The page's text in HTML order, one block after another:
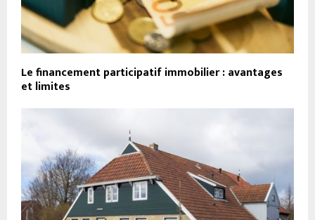
Le financement participatif immobilier : avantages
et limites